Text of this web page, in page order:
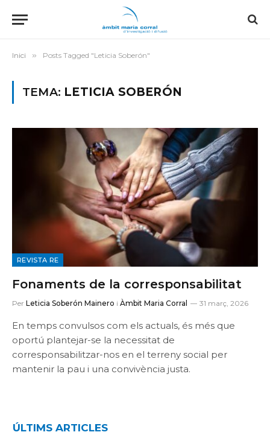
Inici » Posts Tagged "Leticia Soberón"
TEMA: LETICIA SOBERÓN
REVISTA RE
Fonaments de la corresponsabilitat
Per Leticia Soberón Mainero i Àmbit Maria Corral 31 març, 2026
En temps convulsos com els actuals, és més que
oportú plantejar-se la necessitat de
corresponsabilitzar-nos en el terreny social per
mantenir la pau i una convivència justa.
ÚLTIMS ARTICLES